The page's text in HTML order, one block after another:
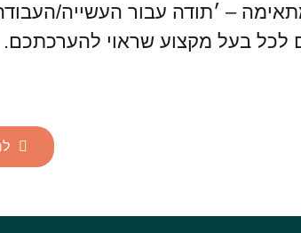
– ׳תודה עבור העשייה/
לכל בעל מקצוע שראוי להערכתכם.